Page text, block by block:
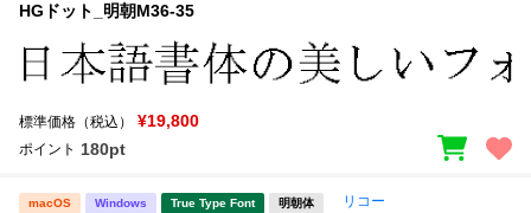
HGドット_明朝M36-35
標準価格（税込） ¥19,800
ポイント 180pt
macOS Windows True Type Font 明朝体 リコー